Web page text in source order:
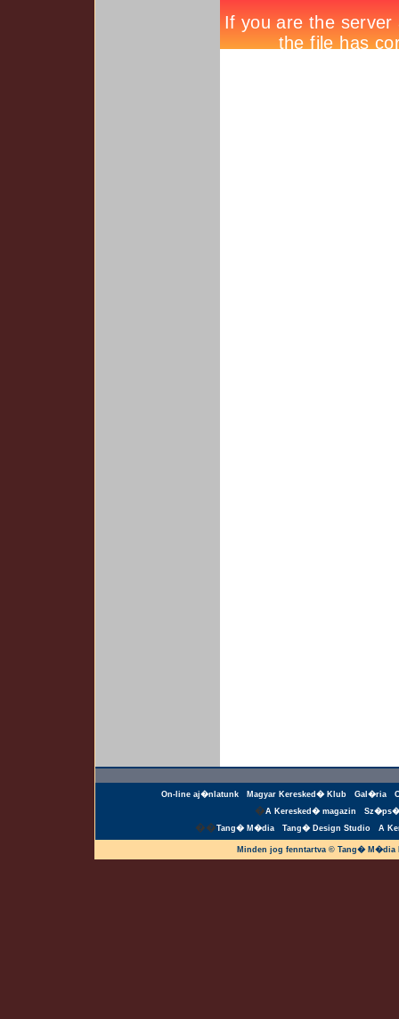
On-line aj�nlatunk Magyar Keresked� Klub Gal�ria
�A Keresked� magazin
��Tang� M�dia Tang� Design Studio A
Minden jog fenntartva © Tang�